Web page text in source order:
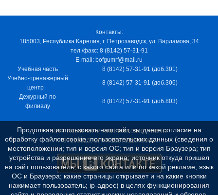
Контакты:
185003, Республика Карелия, г. Петрозаводск, ул. Варламова, 34
тел./факс: 8 (8142) 57-31-91
E-mail: bofgumrf@mail.ru
Учебная часть
8 (8142) 57-31-91 (доб.301)
Учебно-тренажерный
центр
8 (8142) 57-31-91 (доб.306)
Дежурный по
филиалу
8 (8142) 57-31-91 (доб.803)
ИНН 7805029012, КПП 100103001, ОКПО
97163915, ОГРН 1037811048989
Продолжая использовать наш сайт, вы даете согласие на
обработку файлов cookie, пользовательских данных (сведения о
местоположении; тип и версия ОС; тип и версия Браузера; тип
устройства и разрешение его экрана; источник откуда пришел
на сайт пользователь; с какого сайта или по какой рекламе; язык
ОС и Браузера; какие страницы открывает и на какие кнопки
нажимает пользователь; ip-адрес) в целях функционирования